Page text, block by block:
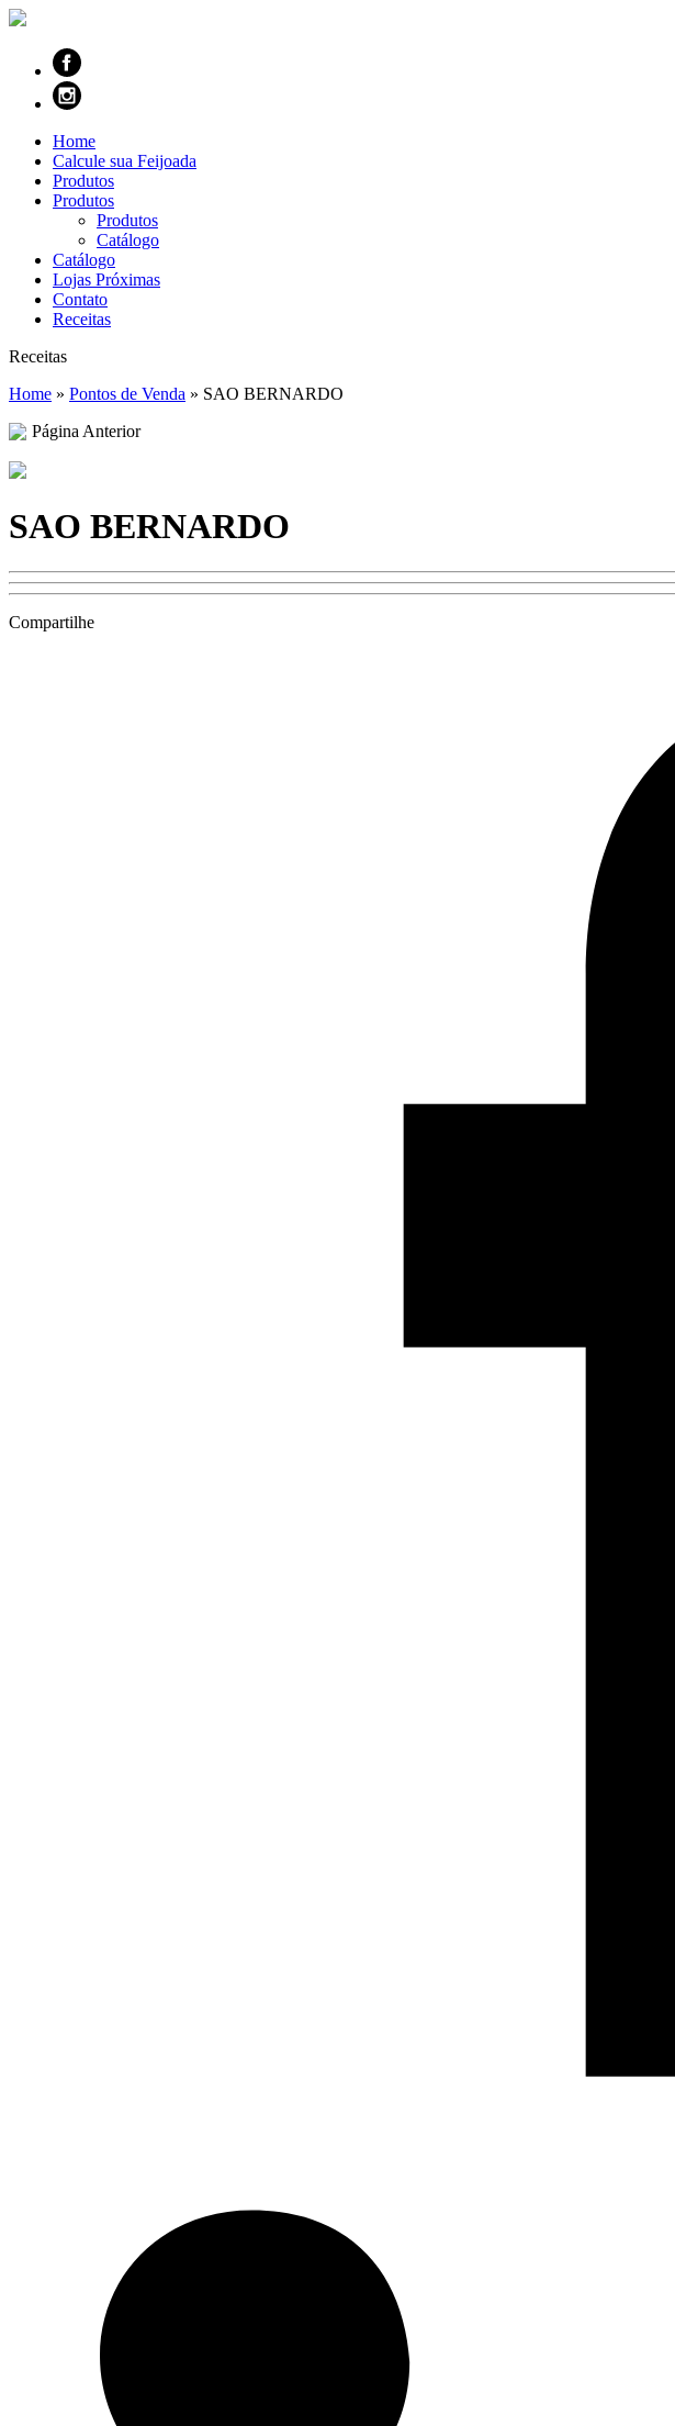
Home
Calcule sua Feijoada
Produtos
Produtos
Produtos
Catálogo
Catálogo
Lojas Próximas
Contato
Receitas
Receitas
Home » Pontos de Venda » SAO BERNARDO
Página Anterior
SAO BERNARDO
Compartilhe